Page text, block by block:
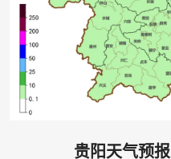
贵阳天气预报